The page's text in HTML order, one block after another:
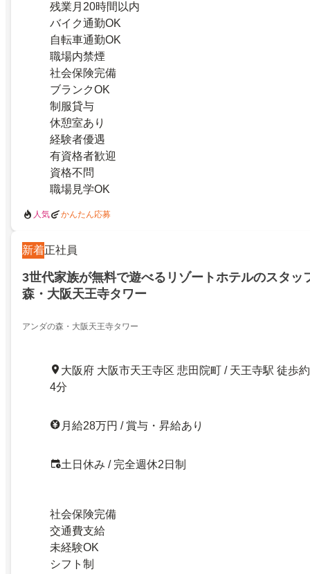
残業月20時間以内
バイク通勤OK
自転車通勤OK
職場内禁煙
社会保険完備
ブランクOK
制服貸与
休憩室あり
経験者優遇
有資格者歓迎
資格不問
職場見学OK
人気 かんたん応募
新着正社員
3世代家族が無料で遊べるリゾートホテルのスタッ
森・大阪天王寺タワー
アンダの森・大阪天王寺タワー
大阪府 大阪市天王寺区 悲田院町 / 天王寺駅 徒歩約
4分
月給28万円 / 賞与・昇給あり
土日休み / 完全週休2日制
社会保険完備
交通費支給
未経験OK
シフト制